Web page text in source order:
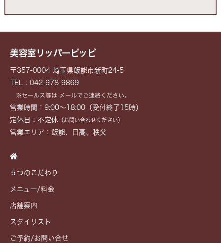
美容室リッパーピッピ
〒357-0004 埼玉県飯能市新町24-5
TEL：042-978-9869
※セールス等は メールでご連絡ください。
営業時間：9:00～18:00（受付終了15時）
定休日：不定休 （お問い合わせください）
営業エリア：飯能、日高、秩父
５つのこだわり
メニュー/料金
店舗案内
スタイリスト
ご予約/お問い合せ